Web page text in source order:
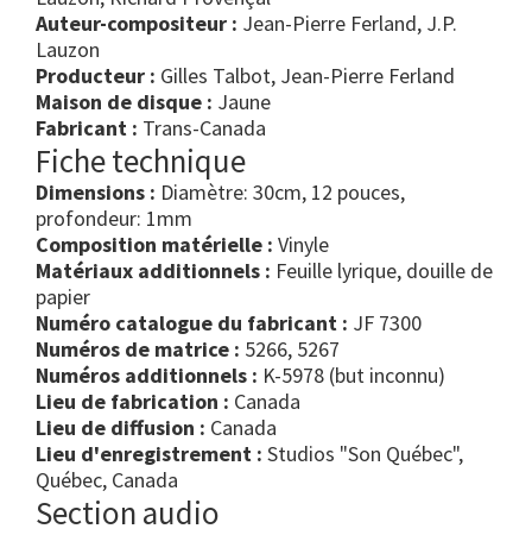
Auteur-compositeur : Jean-Pierre Ferland, J.P.
Lauzon
Producteur : Gilles Talbot, Jean-Pierre Ferland
Maison de disque : Jaune
Fabricant : Trans-Canada
Fiche technique
Dimensions : Diamètre: 30cm, 12 pouces,
profondeur: 1mm
Composition matérielle : Vinyle
Matériaux additionnels : Feuille lyrique, douille de
papier
Numéro catalogue du fabricant : JF 7300
Numéros de matrice : 5266, 5267
Numéros additionnels : K-5978 (but inconnu)
Lieu de fabrication : Canada
Lieu de diffusion : Canada
Lieu d'enregistrement : Studios "Son Québec",
Québec, Canada
Section audio